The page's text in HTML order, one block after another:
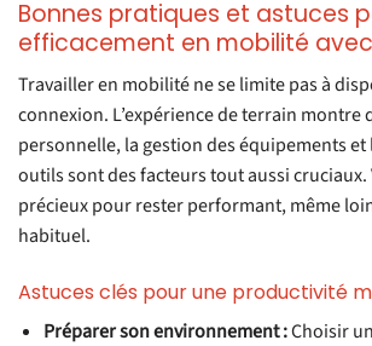
Bonnes pratiques et astuces
efficacement en mobilité
Travailler en mobilité ne se limite pas à
connexion. L’expérience de terrain montre
personnelle, la gestion des équipements et
outils sont des facteurs tout aussi cruciaux.
précieux pour rester performant, même
habituel.
Astuces clés pour une productivité
Préparer son environnement :Choisir